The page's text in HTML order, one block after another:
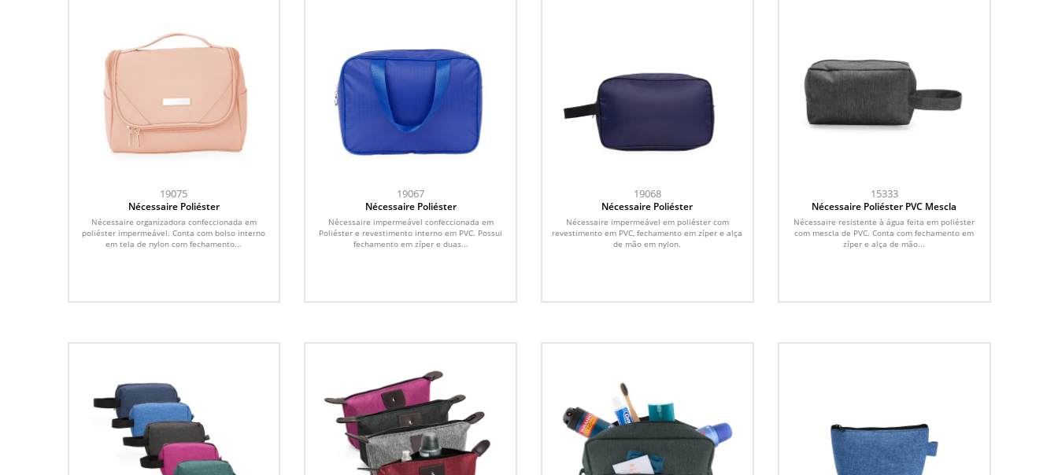
19075
Nécessaire Poliéster
Nécessaire organizadora confeccionada em
poliéster impermeável. Conta com bolso interno
em tela de nylon com fechamento...
19067
Nécessaire Poliéster
Nécessaire impermeável confeccionada em
Poliéster e revestimento interno em PVC. Possui
fechamento em zíper e duas...
19068
Nécessaire Poliéster
Nécessaire impermeável em poliéster com
revestimento em PVC, fechamento em zíper e alça
de mão em nylon.
15333
Nécessaire Poliéster PVC Mescla
Nécessaire resistente à água feita em poliéster
com mescla de PVC. Conta com fechamento em
zíper e alça de mão...